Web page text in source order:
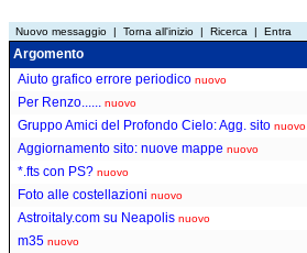
Nuovo messaggio | Torna all'inizio | Ricerca | Entra
Argomento
Aiuto grafico errore periodico nuovo
Per Renzo......
nuovo
Gruppo Amici del Profondo Cielo: Agg. sito nuovo
Aggiornamento sito: nuove mappe nuovo
*.fts con PS? nuovo
Foto alle costellazioni nuovo
Astroitaly.com su Neapolis nuovo
m35 nuovo